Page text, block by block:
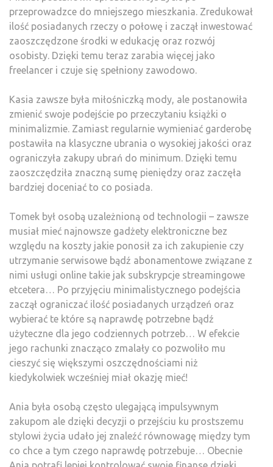
przeprowadzce do mniejszego mieszkania. Zredukował
ilość posiadanych rzeczy o połowę i zaczął inwestować
zaoszczędzone środki w edukację oraz rozwój
osobisty. Dzięki temu teraz zarabia więcej jako
freelancer i czuje się spełniony zawodowo.
Kasia zawsze była miłośniczką mody, ale postanowiła
zmienić swoje podejście po przeczytaniu książki o
minimalizmie. Zamiast regularnie wymieniać garderobę
postawiła na klasyczne ubrania o wysokiej jakości oraz
ograniczyła zakupy ubrań do minimum. Dzięki temu
zaoszczędziła znaczną sumę pieniędzy oraz zaczęła
bardziej doceniać to co posiada.
Tomek był osobą uzależnioną od technologii – zawsze
musiał mieć najnowsze gadżety elektroniczne bez
względu na koszty jakie ponosił za ich zakupienie czy
utrzymanie serwisowe bądź abonamentowe związane z
nimi usługi online takie jak subskrypcje streamingowe
etcetera… Po przyjęciu minimalistycznego podejścia
zaczął ograniczać ilość posiadanych urządzeń oraz
wybierać te które są naprawdę potrzebne bądź
użyteczne dla jego codziennych potrzeb… W efekcie
jego rachunki znacząco zmalały co pozwoliło mu
cieszyć się większymi oszczędnościami niż
kiedykolwiek wcześniej miał okazję mieć!
Ania była osobą często ulegającą impulsywnym
zakupom ale dzięki decyzji o przejściu ku prostszemu
stylowi życia udało jej znaleźć równowagę między tym
co chce a tym czego naprawdę potrzebuje… Obecnie